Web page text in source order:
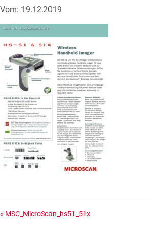
Vom: 19.12.2019
« MSC_MicroScan_hs51_51x